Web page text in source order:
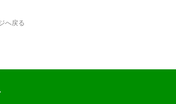
へ戻る